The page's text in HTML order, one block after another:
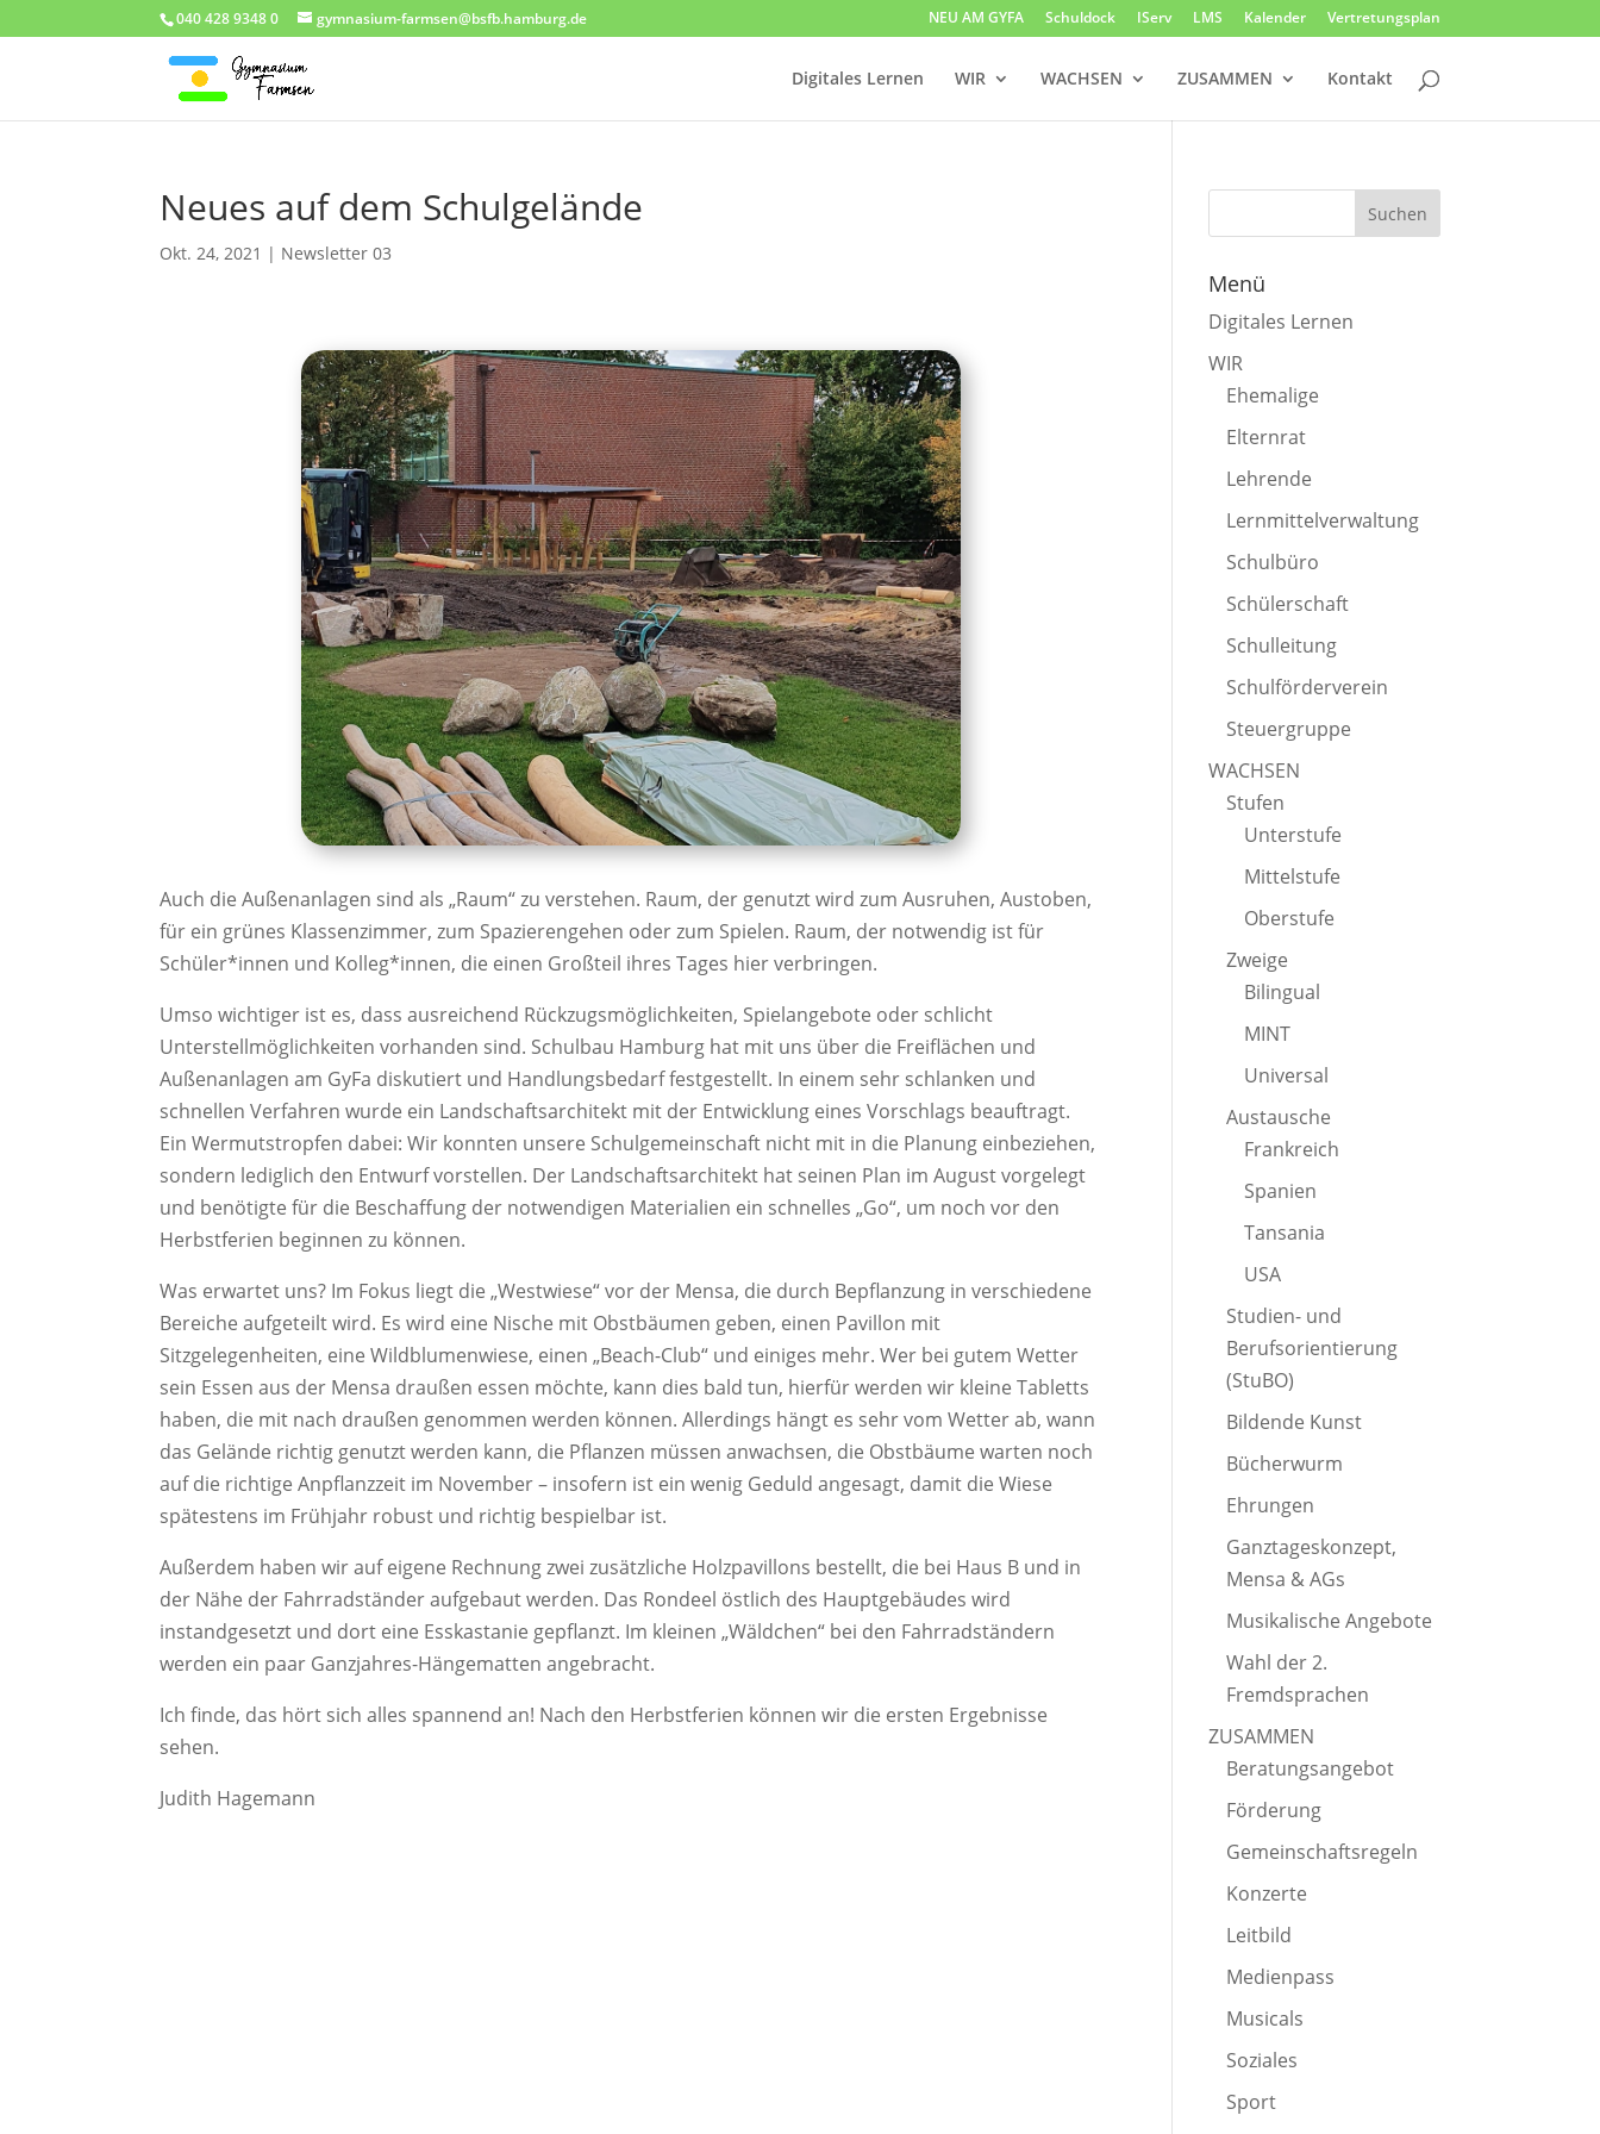
040 428 9348 0 gymnasium-farmsen@bsfb.hamburg.de NEU AM GYFA Schuldock IServ LMS Kalender Vertretungsplan
Digitales Lernen WIR WACHSEN ZUSAMMEN Kontakt
Neues auf dem Schulgelände
Okt. 24, 2021 | Newsletter 03
Auch die Außenanlagen sind als „Raum“ zu verstehen. Raum, der genutzt wird zum Ausruhen, Austoben,
für ein grünes Klassenzimmer, zum Spazierengehen oder zum Spielen. Raum, der notwendig ist für
Schüler*innen und Kolleg*innen, die einen Großteil ihres Tages hier verbringen.
Umso wichtiger ist es, dass ausreichend Rückzugsmöglichkeiten, Spielangebote oder schlicht
Unterstellmöglichkeiten vorhanden sind. Schulbau Hamburg hat mit uns über die Freiflächen und
Außenanlagen am GyFa diskutiert und Handlungsbedarf festgestellt. In einem sehr schlanken und
schnellen Verfahren wurde ein Landschaftsarchitekt mit der Entwicklung eines Vorschlags beauftragt.
Ein Wermutstropfen dabei: Wir konnten unsere Schulgemeinschaft nicht mit in die Planung einbeziehen,
sondern lediglich den Entwurf vorstellen. Der Landschaftsarchitekt hat seinen Plan im August vorgelegt
und benötigte für die Beschaffung der notwendigen Materialien ein schnelles „Go“, um noch vor den
Herbstferien beginnen zu können.
Was erwartet uns? Im Fokus liegt die „Westwiese“ vor der Mensa, die durch Bepflanzung in verschiedene
Bereiche aufgeteilt wird. Es wird eine Nische mit Obstbäumen geben, einen Pavillon mit
Sitzgelegenheiten, eine Wildblumenwiese, einen „Beach-Club“ und einiges mehr. Wer bei gutem Wetter
sein Essen aus der Mensa draußen essen möchte, kann dies bald tun, hierfür werden wir kleine Tabletts
haben, die mit nach draußen genommen werden können. Allerdings hängt es sehr vom Wetter ab, wann
das Gelände richtig genutzt werden kann, die Pflanzen müssen anwachsen, die Obstbäume warten noch
auf die richtige Anpflanzzeit im November – insofern ist ein wenig Geduld angesagt, damit die Wiese
spätestens im Frühjahr robust und richtig bespielbar ist.
Außerdem haben wir auf eigene Rechnung zwei zusätzliche Holzpavillons bestellt, die bei Haus B und in
der Nähe der Fahrradständer aufgebaut werden. Das Rondeel östlich des Hauptgebäudes wird
instandgesetzt und dort eine Esskastanie gepflanzt. Im kleinen „Wäldchen“ bei den Fahrradständern
werden ein paar Ganzjahres-Hängematten angebracht.
Ich finde, das hört sich alles spannend an! Nach den Herbstferien können wir die ersten Ergebnisse
sehen.
Judith Hagemann
Menü
Digitales Lernen
WIR
Ehemalige
Elternrat
Lehrende
Lernmittelverwaltung
Schulbüro
Schülerschaft
Schulleitung
Schulförderverein
Steuergruppe
WACHSEN
Stufen
Unterstufe
Mittelstufe
Oberstufe
Zweige
Bilingual
MINT
Universal
Austausche
Frankreich
Spanien
Tansania
USA
Studien- und
Berufsorientierung
(StuBO)
Bildende Kunst
Bücherwurm
Ehrungen
Ganztageskonzept,
Mensa & AGs
Musikalische Angebote
Wahl der 2.
Fremdsprachen
ZUSAMMEN
Beratungsangebot
Förderung
Gemeinschaftsregeln
Konzerte
Leitbild
Medienpass
Musicals
Soziales
Sport